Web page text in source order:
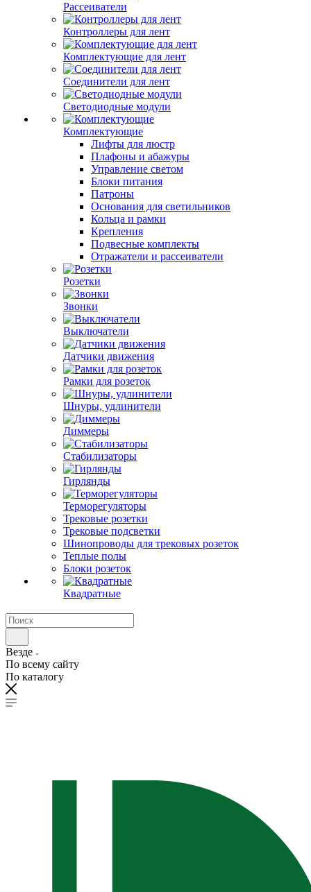
Рассеиватели
Контроллеры для лент
Комплектующие для лент
Соединители для лент
Светодиодные модули
Комплектующие
Лифты для люстр
Плафоны и абажуры
Управление светом
Блоки питания
Патроны
Основания для светильников
Кольца и рамки
Крепления
Подвесные комплекты
Отражатели и рассеиватели
Розетки
Звонки
Выключатели
Датчики движения
Рамки для розеток
Шнуры, удлинители
Диммеры
Стабилизаторы
Гирлянды
Терморегуляторы
Трековые розетки
Трековые подсветки
Шинопроводы для трековых розеток
Теплые полы
Блоки розеток
Квадратные
Везде
По всему сайту
По каталогу